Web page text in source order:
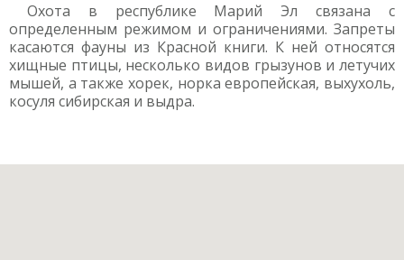
Охота в республике Марий Эл связана с
определенным режимом и ограничениями. Запреты
касаются фауны из Красной книги. К ней относятся
хищные птицы, несколько видов грызунов и летучих
мышей, а также хорек, норка европейская, выхухоль,
косуля сибирская и выдра.